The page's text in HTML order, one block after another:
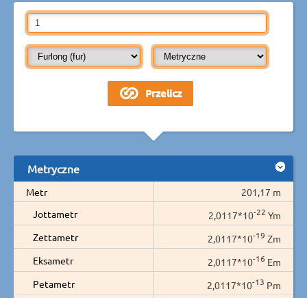
Metryczne
Metr
201,17 m
Jottametr
2,0117*10-22 Ym
Zettametr
2,0117*10-19 Zm
Eksametr
2,0117*10-16 Em
Petametr
2,0117*10-13 Pm